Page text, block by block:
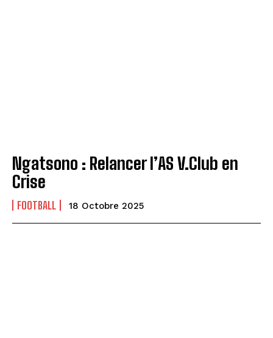
Ngatsono : Relancer l’AS V.Club en
Crise
FOOTBALL 18 Octobre 2025